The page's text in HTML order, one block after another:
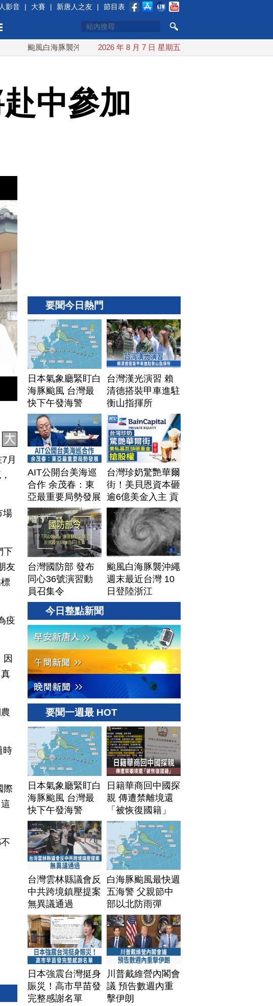
影音 | 大賽 | 新唐人之友 | 節目表
颱風白海豚襲沖繩 週末最近台灣 10日登陸浙江 川普預透露美伊談判進展
2026 年 8 月 7 日 星期五
中參加
月
場
下
友
疫
因
時
際
要聞今日熱門
日本氣象廳緊盯白
海豚颱風 台灣最
快下午發海警
台灣漢光演習 賴
清德搭裝甲車進駐
衡山指揮所
AIT公開台美海巡
合作 余茂春：東
亞最重要局勢發展
台灣珍奶驚艷華爾
街！美貝恩資本砸
逾6億美金入主 貢
茶拓國際版圖加速
攻美？｜#財經新
聞｜
20260806(四)
台灣國防部 發布
同心36號演習動
員召集令
颱風白海豚襲沖繩
週末最近台灣 10
日登陸浙江
今日整點新聞
要聞一週最 HOT
日本氣象廳緊盯白
海豚颱風 台灣最
快下午發海警
日籍華商回中國探
親 傳遭禁離境還
「被恢復國籍」
台灣雲林縣議會反
中共跨境鎮壓提案
無異議通過
白海豚颱風最快週
五海警 父親節中
部以北防雨彈
日本強震台灣挺身
賑災！高市早苗發
完整感謝名單
川普戴維營內閣會
議 預告數週內重
擊伊朗